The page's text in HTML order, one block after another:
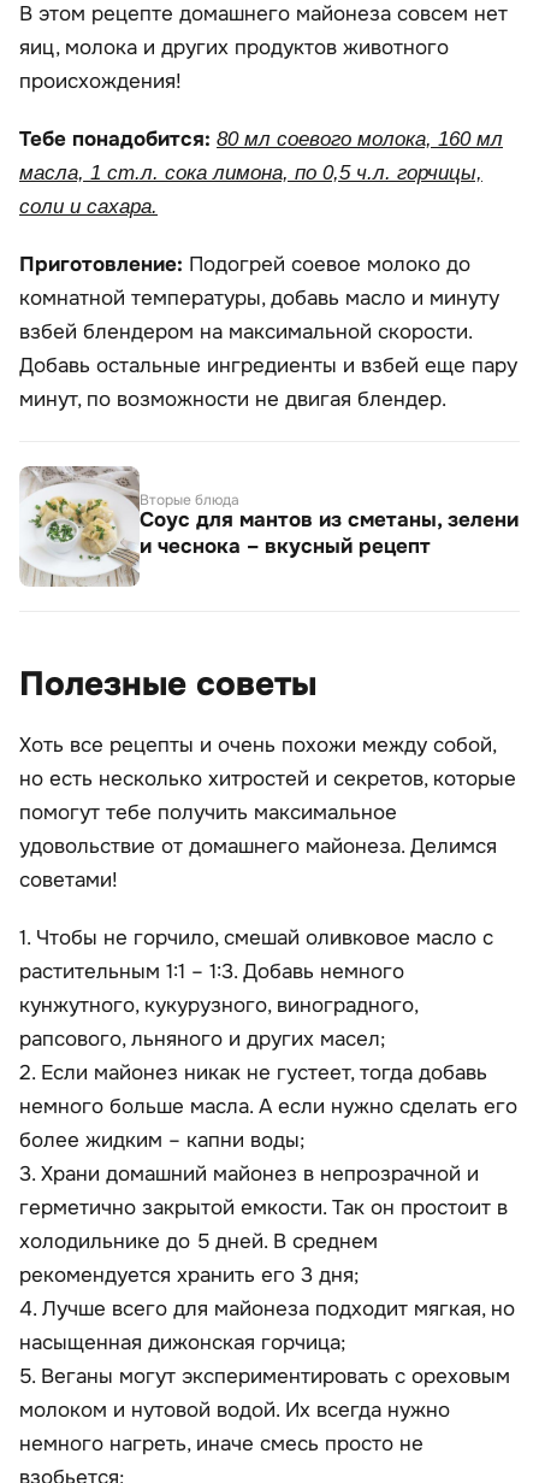
В этом рецепте домашнего майонеза совсем нет
яиц, молока и других продуктов животного
происхождения!
Тебе понадобится: 80 мл соевого молока, 160 мл
масла, 1 ст.л. сока лимона, по 0,5 ч.л. горчицы,
соли и сахара.
Приготовление: Подогрей соевое молоко до
комнатной температуры, добавь масло и минуту
взбей блендером на максимальной скорости.
Добавь остальные ингредиенты и взбей еще пару
минут, по возможности не двигая блендер.
Вторые блюда
Соус для мантов из сметаны, зелени
и чеснока – вкусный рецепт
Полезные советы
Хоть все рецепты и очень похожи между собой,
но есть несколько хитростей и секретов, которые
помогут тебе получить максимальное
удовольствие от домашнего майонеза. Делимся
советами!
1. Чтобы не горчило, смешай оливковое масло с
растительным 1:1 – 1:3. Добавь немного
кунжутного, кукурузного, виноградного,
рапсового, льняного и других масел;
2. Если майонез никак не густеет, тогда добавь
немного больше масла. А если нужно сделать его
более жидким – капни воды;
3. Храни домашний майонез в непрозрачной и
герметично закрытой емкости. Так он простоит в
холодильнике до 5 дней. В среднем
рекомендуется хранить его 3 дня;
4. Лучше всего для майонеза подходит мягкая, но
насыщенная дижонская горчица;
5. Веганы могут экспериментировать с ореховым
молоком и нутовой водой. Их всегда нужно
немного нагреть, иначе смесь просто не
взобьется;